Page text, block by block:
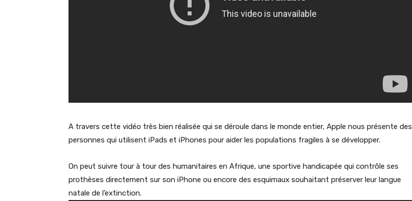
A travers cette vidéo très bien réalisée qui se déroule dans le monde entier, Apple nous présente des
personnes qui utilisent iPads et iPhones pour aider les populations fragiles à se développer.
On peut suivre tour à tour des humanitaires en Afrique, une sportive handicapée qui contrôle ses
prothèses directement sur son iPhone ou encore des esquimaux souhaitant préserver leur langue
natale de l’extinction.